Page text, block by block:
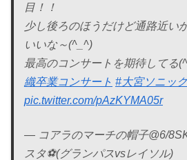
目！！
少し後ろのほうだけど通路近い
いいな～(^_^)
最高のコンサートを期待してる
織卒業コンサート #大宮ソニッ
pic.twitter.com/pAzKYMA05r
— コアラのマーチの帽子@6/
スタ⚽(グランパスvsレイソル)